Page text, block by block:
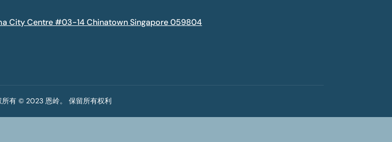
City Centre #03-14 Chinatown Singapore 059804
所有 © 2023 恩岭。 保留所有权利